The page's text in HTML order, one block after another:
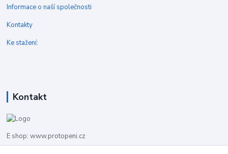
Informace o naší společnosti
Kontakty
Ke stažení:
Kontakt
E shop: www.protopeni.cz